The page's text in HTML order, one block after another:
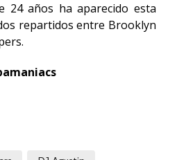
24 años ha aparecido esta
repartidos entre Brooklyn